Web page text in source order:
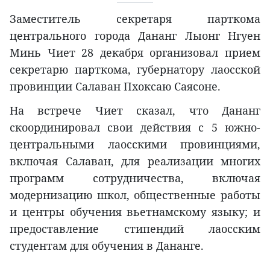
Заместитель секретаря парткома
центрального города Дананг Лыонг Нгуен
Минь Чиет 28 декабря организовал прием
секретарю парткома, губернатору лаосской
провинции Салаван Пхоксаю Саясоне.
На встрече Чиет сказал, что Дананг
скоординировал свои действия с 5 южно-
центральными лаосскими провинциями,
включая Салаван, для реализации многих
программ сотрудничества, включая
модернизацию школ, общественные работы
и центры обучения вьетнамскому языку; и
предоставление стипендий лаосским
студентам для обучения в Дананге.